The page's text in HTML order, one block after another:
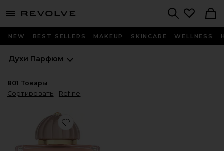
menu - shows more content
NEW BEST SELLERS MAKEUP SKINCARE WELLNESS
Духи Парфюм
801 Товары
Сортировать
Refine
Favorite ЭКСТРАКТ ПАРФЮМА GUIDANCE